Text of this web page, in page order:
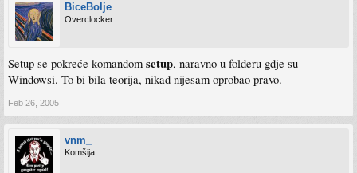
BiceBolje
Overclocker
Setup se pokreće komandom setup, naravno u folderu gdje su
Windowsi. To bi bila teorija, nikad nijesam oprobao pravo.
Feb 26, 2005
vnm_
Komšija